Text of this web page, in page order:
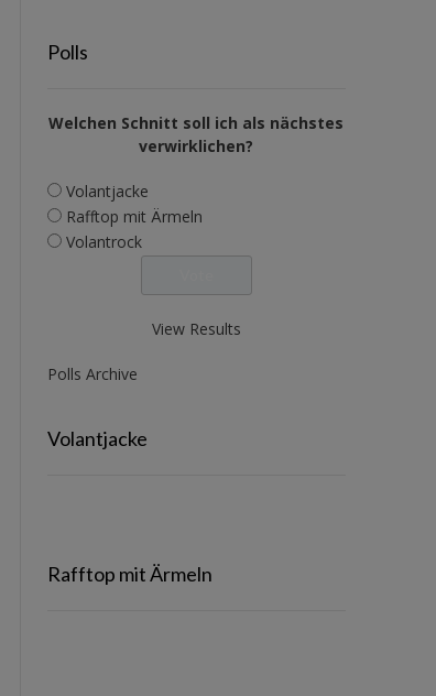
Polls
Welchen Schnitt soll ich als nächstes
verwirklichen?
Volantjacke
Rafftop mit Ärmeln
Volantrock
View Results
Polls Archive
Volantjacke
Rafftop mit Ärmeln